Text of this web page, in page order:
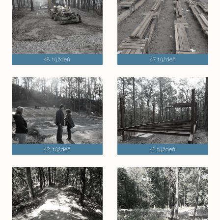
48. týždeň 47. týždeň
42. týždeň 41. týždeň